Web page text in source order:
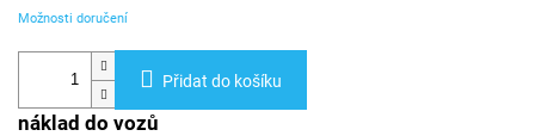
Možnosti doručení
Přidat do košíku
náklad do vozů